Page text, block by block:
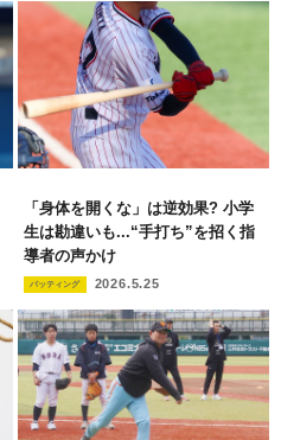
「身体を開くな」は逆効果? 小学
生は勘違いも...“手打ち”を招く指
導者の声かけ
バッティング 2026.5.25